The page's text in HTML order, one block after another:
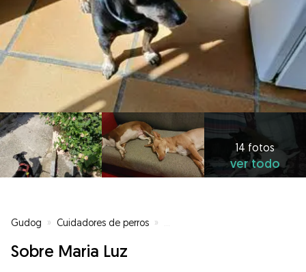
14 fotos
ver todo
Gudog » Cuidadores de perros »
Sobre Maria Luz